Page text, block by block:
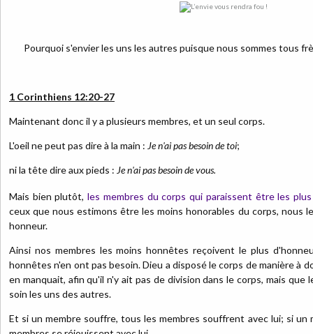
Pourquoi s'envier les uns les autres puisque nous sommes tous
1 Corinthiens 12:20-27
Maintenant donc il y a plusieurs membres, et un seul corps.
L'oeil ne peut pas dire à la main : Je n'ai pas besoin de toi;
ni la tête dire aux pieds : Je n'ai pas besoin de vous.
Mais bien plutôt,les membres du corps qui paraissent être les
ceux que nous estimons être les moins honorables du corps, nous
honneur.
Ainsi nos membres les moins honnêtes reçoivent le plus
honnêtes n'en ont pas besoin. Dieu a disposé le corps de manière à
en manquait, afin qu'il n'y ait pas de division dans le corps, mais que
soin les uns des autres.
Et si un membre souffre, tous les membres souffrent avec lui; si un